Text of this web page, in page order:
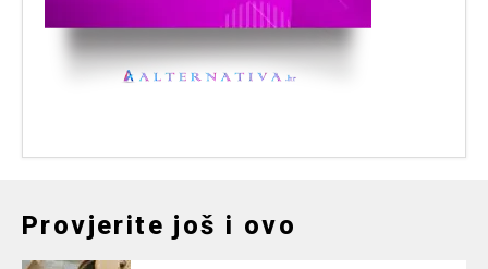
Provjerite još i ovo